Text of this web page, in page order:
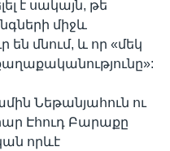
է սակայն, թե
միջև
են մնում, և որ «մեկ
Նեթանյահուն ու
Էհուդ Բարաքը
որևէ